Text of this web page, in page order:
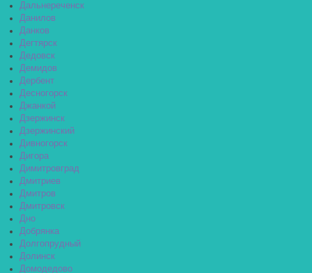
Дальнереченск
Данилов
Данков
Дегтярск
Дедовск
Демидов
Дербент
Десногорск
Джанкой
Дзержинск
Дзержинский
Дивногорск
Дигора
Димитровград
Дмитриев
Дмитров
Дмитровск
Дно
Добрянка
Долгопрудный
Долинск
Домодедово